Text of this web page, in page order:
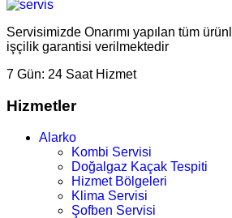
Servisimizde Onarımı yapılan tüm
işçilik garantisi verilmektedir
7 Gün: 24 Saat Hizmet
Hizmetler
Alarko
Kombi Servisi
Doğalgaz Kaçak Tespiti
Hizmet Bölgeleri
Klima Servisi
Şofben Servisi